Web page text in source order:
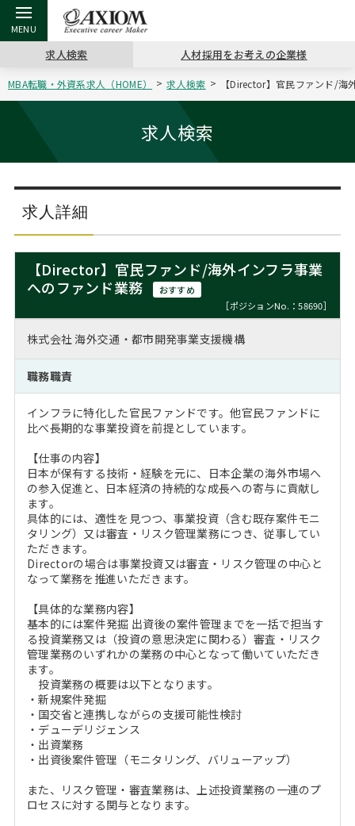
戻る
アクシアムの特長
戻る
コンサ
サービス案内
戻る
キャリ
コンサルタントの紹介
戻る
キャリア支援 TOP
キャリアデザイン講座
（最新求人市場動向）
戻る
MBAの
ステージ別アドバイス
MBAの転職事例
MBA留学生数の推移
戻る
日本か
インターン受入企業一覧
MBAを生かす求人特集
年齢と年収の相関図
戻る
転職ツール TOP
英文レジュメの書き方
戻る
パワー
職務経歴書の書き方
よくある面接Q&A集
戻る
転職コラム TOP
“展”職相談室
転職市場の明日をよめ
転職成功への4つの鍵
注目企業インタビュー
戻る
イベント・セミナー TOP
ジョブフェア
キャリアデザインセミナー
キャリアフォーラム
Career Talk Live
MBA NETWORKING
戻る
会社概要 TOP
沿革
主なクライアント
採用情報
ニュースリリース
求人検索 人材採用をお考えの企業様
MBA転職・外資系求人（HOME） 求人検索 【Director】官民ファンド/
求人検索
求人詳細
【Director】官民ファンド/海外インフラ事業
へのファンド業務
おすすめ
［ポジションNo.：58690］
株式会社 海外交通・都市開発事業支援機構
職務職責
インフラに特化した官民ファンドです。他官民ファンドに
比べ長期的な事業投資を前提としています。
【仕事の内容】
日本が保有する技術・経験を元に、日本企業の海外市場へ
の参入促進と、日本経済の持続的な成長への寄与に貢献し
ます。
具体的には、適性を見つつ、事業投資（含む既存案件モニ
タリング）又は審査・リスク管理業務につき、従事してい
ただきます。
Directorの場合は事業投資又は審査・リスク管理の中心と
なって業務を推進いただきます。
【具体的な業務内容】
基本的には案件発掘 出資後の案件管理までを一括で担当す
る投資業務又は（投資の意思決定に関わる）審査・リスク
管理業務のいずれかの業務の中心となって働いていただき
ます。
投資業務の概要は以下となります。
・新規案件発掘
・国交省と連携しながらの支援可能性検討
・デューデリジェンス
・出資業務
・出資後案件管理（モニタリング、バリューアップ）
また、リスク管理・審査業務は、上述投資業務の一連のプ
ロセスに対する関与となります。